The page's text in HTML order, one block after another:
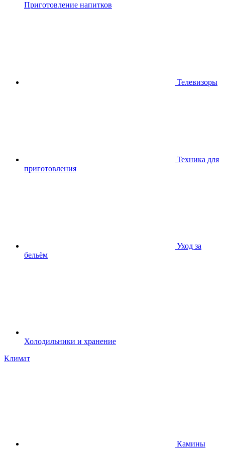
Приготовление напитков
Телевизоры
Техника для
приготовления
Уход за
бельём
Холодильники и хранение
Климат
Камины